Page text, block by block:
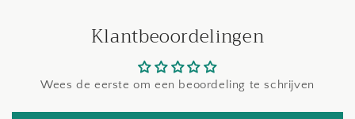
Klantbeoordelingen
Wees de eerste om een beoordeling te schrijven